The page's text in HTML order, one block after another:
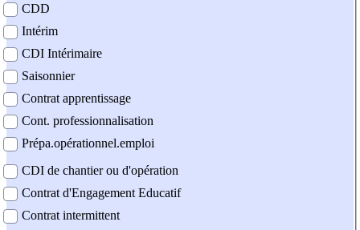
CDD
Intérim
CDI Intérimaire
Saisonnier
Contrat apprentissage
Cont. professionnalisation
Prépa.opérationnel.emploi
CDI de chantier ou d'opération
Contrat d'Engagement Educatif
Contrat intermittent